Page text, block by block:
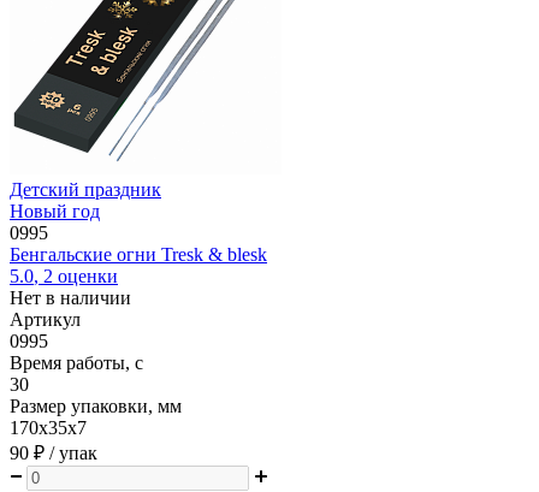
Детский праздник
Новый год
0995
Бенгальские огни Tresk & blesk
5.0, 2 оценки
Нет в наличии
Артикул
0995
Время работы, с
30
Размер упаковки, мм
170х35х7
90 ₽ / упак